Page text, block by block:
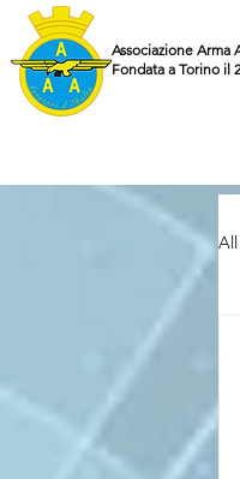
Associazione Arma
Fondata a Torino il